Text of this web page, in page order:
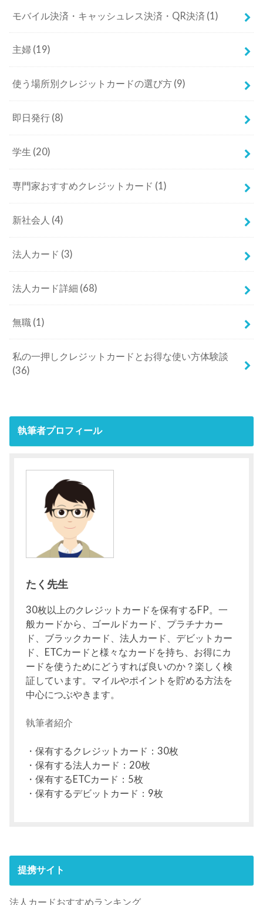
モバイル決済・キャッシュレス決済・QR決済 (1)
主婦 (19)
使う場所別クレジットカードの選び方 (9)
即日発行 (8)
学生 (20)
専門家おすすめクレジットカード (1)
新社会人 (4)
法人カード (3)
法人カード詳細 (68)
無職 (1)
私の一押しクレジットカードとお得な使い方体験談
(36)
執筆者プロフィール
たく先生
30枚以上のクレジットカードを保有するFP。一
般カードから、ゴールドカード、プラチナカー
ド、ブラックカード、法人カード、デビットカー
ド、ETCカードと様々なカードを持ち、お得にカ
ードを使うためにどうすれば良いのか？楽しく検
証しています。マイルやポイントを貯める方法を
中心につぶやきます。
執筆者紹介
・保有するクレジットカード：30枚
・保有する法人カード：20枚
・保有するETCカード：5枚
・保有するデビットカード：9枚
提携サイト
法人カードおすすめランキング